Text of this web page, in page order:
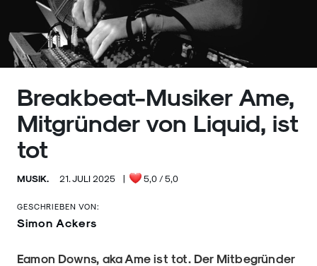
Breakbeat-Musiker Ame,
Mitgründer von Liquid, ist
tot
MUSIK. 21. JULI 2025 | 5,0 / 5,0
GESCHRIEBEN VON:
Simon Ackers
Eamon Downs, aka Ame ist tot. Der Mitbegründer